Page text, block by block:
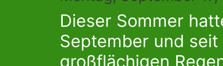
Dieser Sommer
September und
großflächigen